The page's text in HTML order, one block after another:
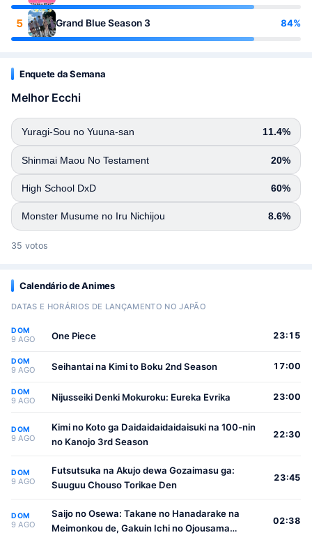
5 Grand Blue Season 3 84%
Enquete da Semana
Melhor Ecchi
Yuragi-Sou no Yuuna-san 11.4%
Shinmai Maou No Testament 20%
High School DxD 60%
Monster Musume no Iru Nichijou 8.6%
35 votos
Calendário de Animes
DATAS E HORÁRIOS DE LANÇAMENTO NO JAPÃO
DOM
9 AGO One Piece 23:15
DOM
9 AGO Seihantai na Kimi to Boku 2nd Season 17:00
DOM
9 AGO Nijusseiki Denki Mokuroku: Eureka Evrika 23:00
DOM
9 AGO
Kimi no Koto ga Daidaidaidaidaisuki na 100-nin
no Kanojo 3rd Season
22:30
DOM
9 AGO
Futsutsuka na Akujo dewa Gozaimasu ga:
Suuguu Chouso Torikae Den
23:45
DOM
9 AGO
Saijo no Osewa: Takane no Hanadarake na
Meimonkou de, Gakuin Ichi no Ojousama
02:38